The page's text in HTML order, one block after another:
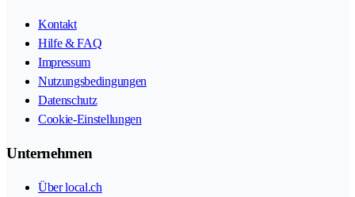
Kontakt
Hilfe & FAQ
Impressum
Nutzungsbedingungen
Datenschutz
Cookie-Einstellungen
Unternehmen
Über local.ch